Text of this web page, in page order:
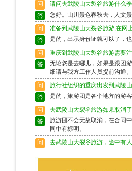
问
请问去武陵山大裂谷旅游什么
答
您好。山川景色春秋去，人文
问
准备到武陵山大裂谷旅游,在网
答
是的，出示身份证就可以了，
问
重庆到武陵山大裂谷旅游需要
答
无论您是去哪儿，如果是跟团
细请与我方工作人员提前沟通。
问
旅行社组织的重庆出发到武陵
答
是的，旅游团是各个地方的游
问
去武陵山大裂谷旅游如果取消
答
旅游团不会无故取消，在合同
同中有标明。
问
去武陵山大裂谷旅游，途中有